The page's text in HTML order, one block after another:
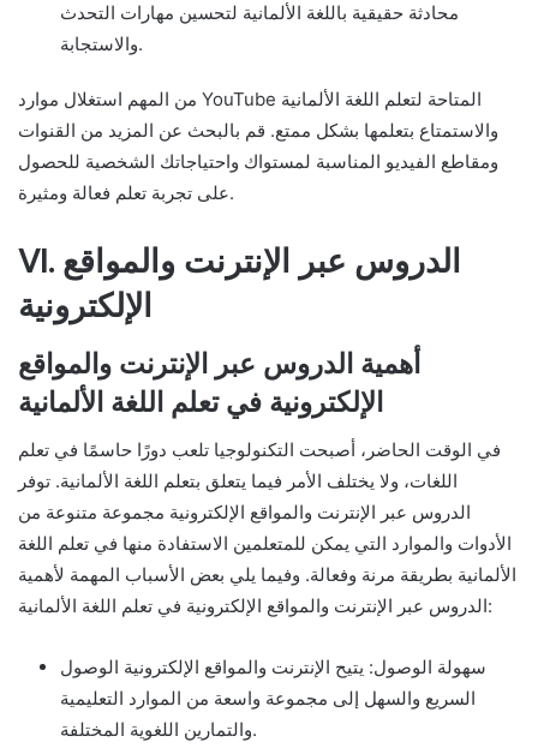
محادثة حقيقية باللغة الألمانية لتحسين مهارات التحدث
والاستجابة.
من المهم استغلال موارد YouTube المتاحة لتعلم اللغة الألمانية
والاستمتاع بتعلمها بشكل ممتع. قم بالبحث عن المزيد من القنوات
ومقاطع الفيديو المناسبة لمستواك واحتياجاتك الشخصية للحصول
على تجربة تعلم فعالة ومثيرة.
VI. الدروس عبر الإنترنت والمواقع
الإلكترونية
أهمية الدروس عبر الإنترنت والمواقع
الإلكترونية في تعلم اللغة الألمانية
في الوقت الحاضر، أصبحت التكنولوجيا تلعب دورًا حاسمًا في تعلم
اللغات، ولا يختلف الأمر فيما يتعلق بتعلم اللغة الألمانية. توفر
الدروس عبر الإنترنت والمواقع الإلكترونية مجموعة متنوعة من
الأدوات والموارد التي يمكن للمتعلمين الاستفادة منها في تعلم اللغة
الألمانية بطريقة مرنة وفعالة. وفيما يلي بعض الأسباب المهمة لأهمية
الدروس عبر الإنترنت والمواقع الإلكترونية في تعلم اللغة الألمانية:
سهولة الوصول: يتيح الإنترنت والمواقع الإلكترونية الوصول
السريع والسهل إلى مجموعة واسعة من الموارد التعليمية
والتمارين اللغوية المختلفة.